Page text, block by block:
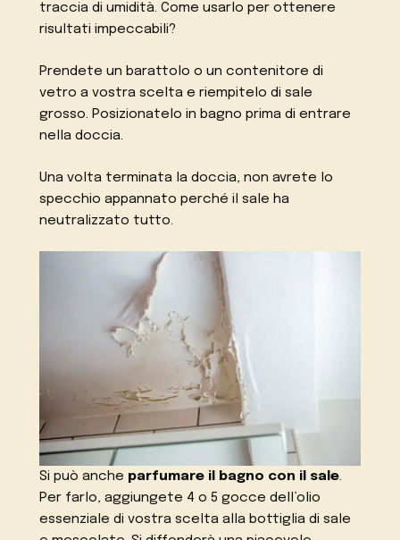
traccia di umidità. Come usarlo per ottenere
risultati impeccabili?
Prendete un barattolo o un contenitore di
vetro a vostra scelta e riempitelo di sale
grosso. Posizionatelo in bagno prima di entrare
nella doccia.
Una volta terminata la doccia, non avrete lo
specchio appannato perché il sale ha
neutralizzato tutto.
Si può anche parfumare il bagno con il sale.
Per farlo, aggiungete 4 o 5 gocce dell’olio
essenziale di vostra scelta alla bottiglia di sale